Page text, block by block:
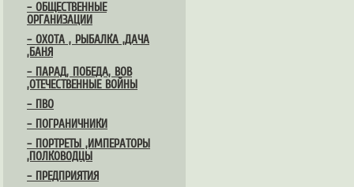
– ОБЩЕСТВЕННЫЕ
ОРГАНИЗАЦИИ
– ОХОТА , РЫБАЛКА ,ДАЧА
,БАНЯ
– ПАРАД, ПОБЕДА, ВОВ
,ОТЕЧЕСТВЕННЫЕ ВОЙНЫ
– ПВО
– ПОГРАНИЧНИКИ
– ПОРТРЕТЫ ,ИМПЕРАТОРЫ
,ПОЛКОВОДЦЫ
– ПРЕДПРИЯТИЯ